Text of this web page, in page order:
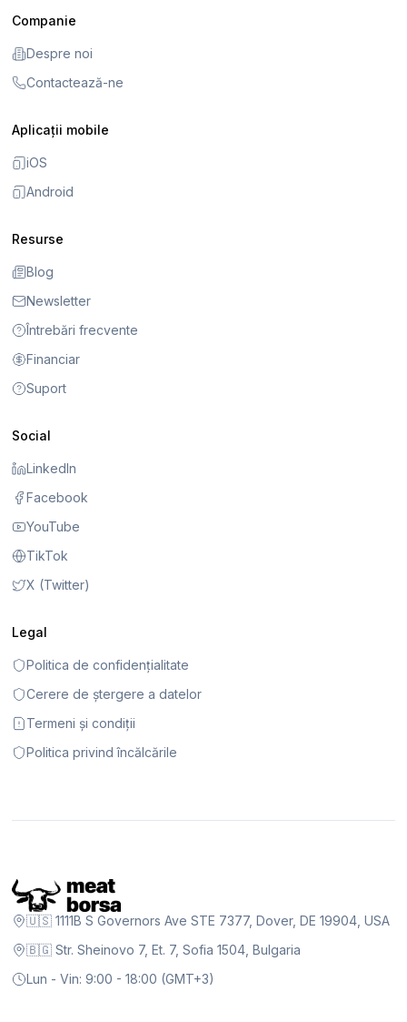
Companie
Despre noi
Contactează-ne
Aplicații mobile
iOS
Android
Resurse
Blog
Newsletter
Întrebări frecvente
Financiar
Suport
Social
LinkedIn
Facebook
YouTube
TikTok
X (Twitter)
Legal
Politica de confidențialitate
Cerere de ștergere a datelor
Termeni și condiții
Politica privind încălcările
🇺🇸 1111B S Governors Ave STE 7377, Dover, DE 19904, USA
🇧🇬 Str. Sheinovo 7, Et. 7, Sofia 1504, Bulgaria
Lun - Vin: 9:00 - 18:00 (GMT+3)